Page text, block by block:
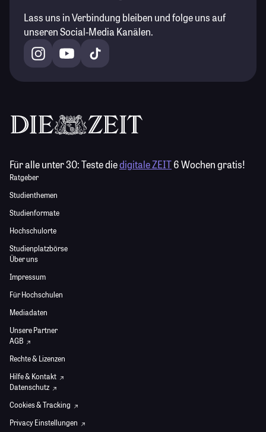
Lass uns in Verbindung bleiben und folge uns auf
unseren Social-Media Kanälen.
Für alle unter 30:Teste diedigitale ZEIT6 Wochen gratis!
Ratgeber
Studienthemen
Studienformate
Hochschulorte
Studienplatzbörse
Über uns
Impressum
Für Hochschulen
Mediadaten
Unsere Partner
AGB
Rechte & Lizenzen
Hilfe & Kontakt
Datenschutz
Cookies & Tracking
Privacy Einstellungen